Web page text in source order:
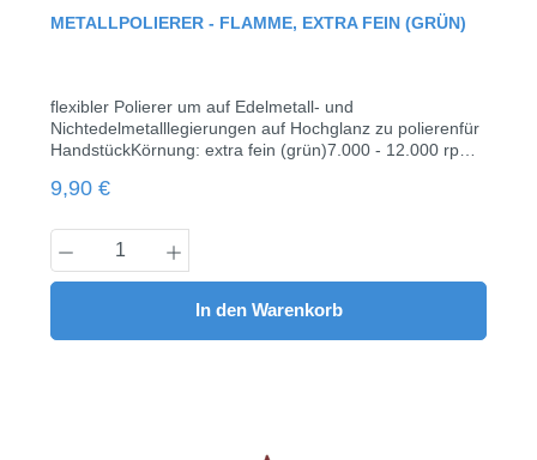
Durchschnittliche Bewertung von 0 von 5 Sternen
METALLPOLIERER - FLAMME, EXTRA FEIN (GRÜN)
flexibler Polierer um auf Edelmetall- und
Nichtedelmetalllegierungen auf Hochglanz zu polierenfür
HandstückKörnung: extra fein (grün)7.000 - 12.000 rpm
Pack
Regulärer Preis:
9,90 €
Produkt Anzahl: Gib den gewünschten
In den Warenkorb